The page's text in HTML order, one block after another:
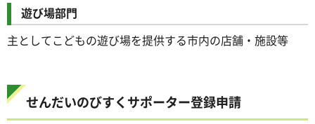
遊び場部門
主としてこどもの遊び場を提供する市内の店舗・施設等
せんだいのびすくサポーター登録申請